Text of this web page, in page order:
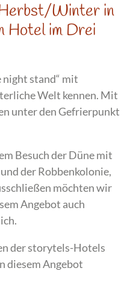
Herbst/Winter in
Hotel im Drei
night stand“ mit
Welt kennen. Mit
unter den Gefrierpunkt
Besuch der Düne mit
der Robbenkolonie,
möchten wir
Angebot auch
der storytels-Hotels
diesem Angebot